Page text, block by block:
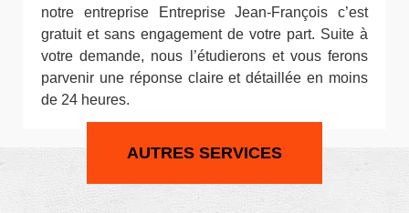
notre entreprise Entreprise Jean-François c’est
gratuit et sans engagement de votre part. Suite à
votre demande, nous l’étudierons et vous ferons
parvenir une réponse claire et détaillée en moins
de 24 heures.
AUTRES SERVICES